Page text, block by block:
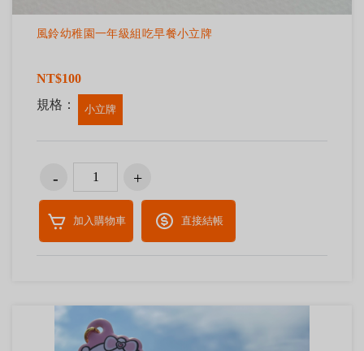
風鈴幼稚園一年級組吃早餐小立牌
NT$100
規格：
小立牌
加入購物車 直接結帳